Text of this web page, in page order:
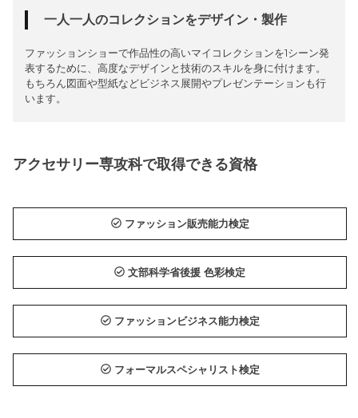
一人一人のコレクションをデザイン・製作
ファッションショーで作品性の高いマイコレクションを1シーン発
表するために、高度なデザインと技術のスキルを身に付けます。
もちろん図面や型紙などビジネス展開やプレゼンテーションも行
います。
アクセサリー専攻科で取得できる資格
ファッション販売能力検定
文部科学省後援 色彩検定
ファッションビジネス能力検定
フォーマルスペシャリスト検定